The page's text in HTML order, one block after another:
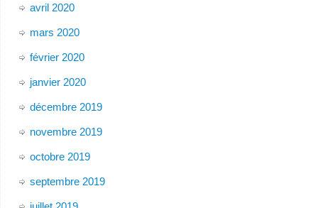
avril 2020
mars 2020
février 2020
janvier 2020
décembre 2019
novembre 2019
octobre 2019
septembre 2019